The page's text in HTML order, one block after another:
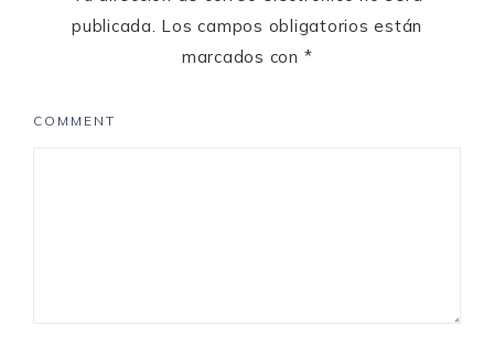
publicada. Los campos obligatorios están
marcados con *
COMMENT